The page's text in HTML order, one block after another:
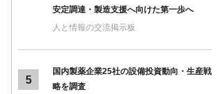
安定調達・製造支援へ向けた第一歩へ
人と情報の交流掲示板
5
国内製薬企業25社の設備投資動向・生産戦
略を調査